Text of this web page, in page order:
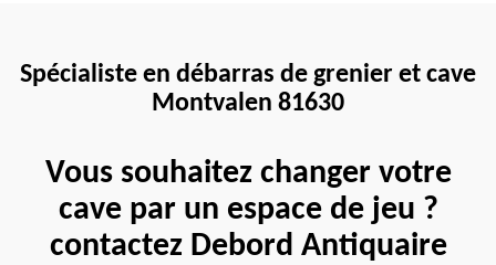
Spécialiste en débarras de grenier et cave
Montvalen 81630
Vous souhaitez changer votre
cave par un espace de jeu ?
contactez Debord Antiquaire